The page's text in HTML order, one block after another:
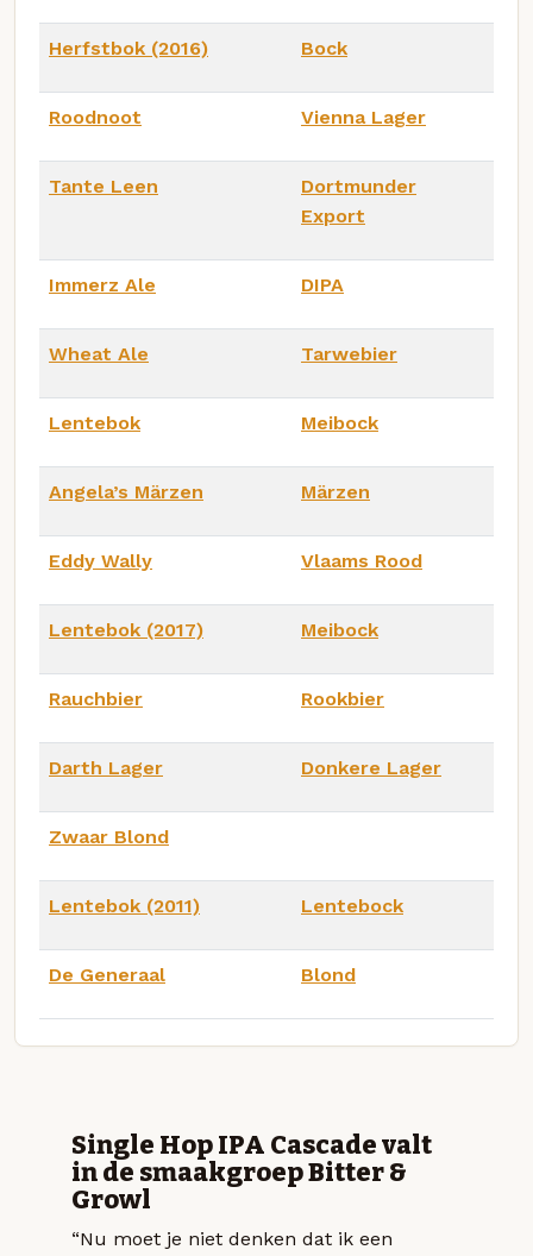
Herfstbok (2016) Bock
Roodnoot Vienna Lager
Tante Leen
Dortmunder
Export
Immerz Ale DIPA
Wheat Ale Tarwebier
Lentebok Meibock
Angela’s Märzen Märzen
Eddy Wally Vlaams Rood
Lentebok (2017) Meibock
Rauchbier Rookbier
Darth Lager Donkere Lager
Zwaar Blond
Lentebok (2011) Lentebock
De Generaal Blond
Single Hop IPA Cascade valt
in de smaakgroep Bitter &
Growl
“Nu moet je niet denken dat ik een